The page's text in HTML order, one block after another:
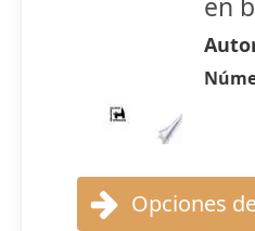
Opciones